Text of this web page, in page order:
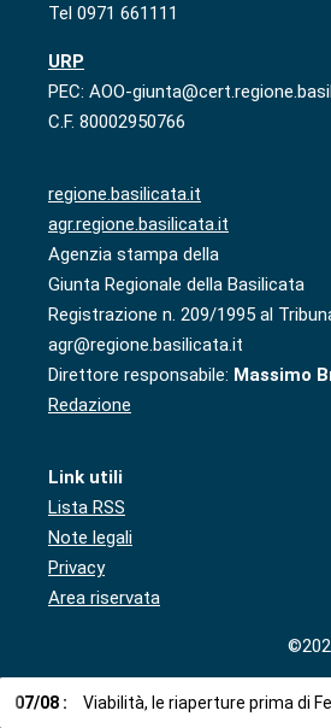
Tel 0971 661111
URP
PEC: AOO-
C.F. 80002950766
regione.basilicata.it
agr.regione.basilicata.it
Agenzia stampa della
Giunta Regionale della Basilicata
Registrazione n. 209/1995 al
agr@regione.basilicata.it
Direttore responsabile: Massimo
Redazione
Link utili
Lista RSS
Note legali
Privacy
Area riservata
07/08 : Viabilità, le riaperture prima di